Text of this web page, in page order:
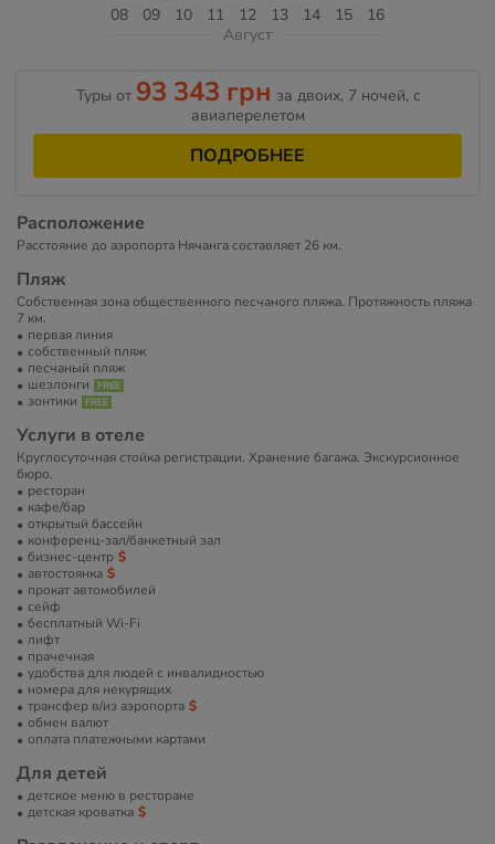
08 09 10 11 12 13 14 15 16
Август
Туры от 93 343 грн за двоих, 7 ночей, c
авиаперелетом
ПОДРОБНЕЕ
Расположение
Расстояние до аэропорта Нячанга составляет 26 км.
Пляж
Собственная зона общественного песчаного пляжа. Протяжность пляжа
7 км.
первая линия
собственный пляж
песчаный пляж
шезлонги
зонтики
Услуги в отеле
Круглосуточная стойка регистрации. Хранение багажа. Экскурсионное
бюро.
ресторан
кафе/бар
открытый бассейн
конференц-зал/банкетный зал
бизнес-центр
автостоянка
прокат автомобилей
сейф
бесплатный Wi-Fi
лифт
прачечная
удобства для людей с инвалидностью
номера для некурящих
трансфер в/из аэропорта
обмен валют
оплата платежными картами
Для детей
детское меню в ресторане
детская кроватка